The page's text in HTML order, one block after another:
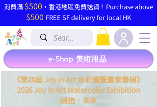
​消費滿 $500 ，香港地區免費送貨 ! Purchase above
$500 FREE SF delivery for local HK
《第四屆 Joy in Art 水彩畫暨畫家聯展》
2026 Joy In Art Watercolor Exhibition
擁抱． 未來
e-Shop 美術用品